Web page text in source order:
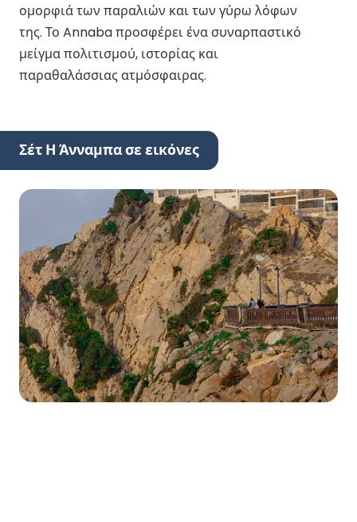
ομορφιά των παραλιών και των γύρω λόφων
της. Το Annaba προσφέρει ένα συναρπαστικό
μείγμα πολιτισμού, ιστορίας και
παραθαλάσσιας ατμόσφαιρας.
Σέτ Η Άνναμπα σε εικόνες